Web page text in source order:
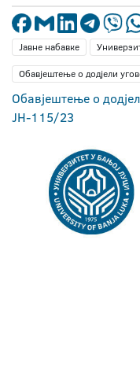
Јавне набавке
Обавјештење о додјели
Обавјештење о
ЈН-115/23